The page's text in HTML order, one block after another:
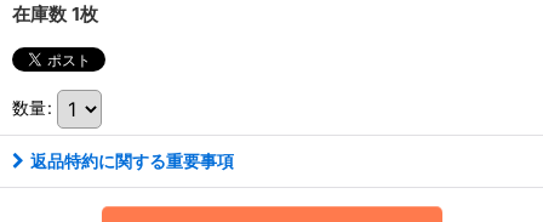
在庫数 1枚
数量:
返品特約に関する重要事項